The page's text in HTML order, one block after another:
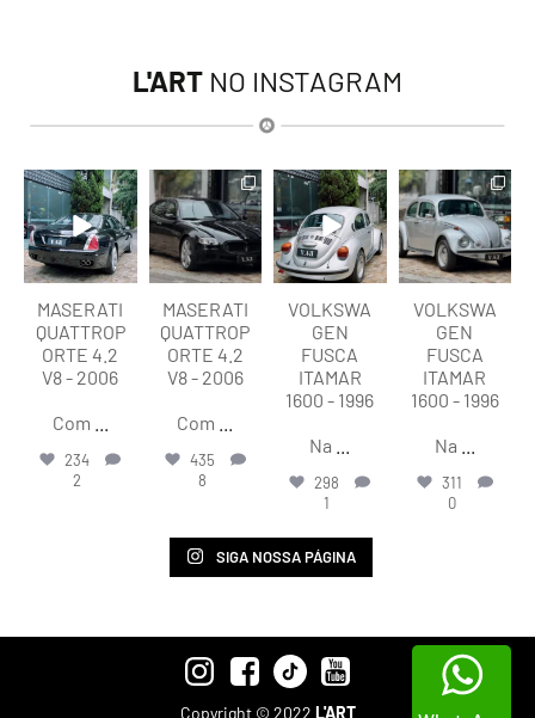
L'ART NO INSTAGRAM
lart.br
Ago 6
MASERATI
QUATTROP
ORTE 4.2
V8 - 2006
Com
234
2
lart.br
Ago 6
MASERATI
QUATTROP
ORTE 4.2
V8 - 2006
Com
435
8
lart.br
Ago 6
VOLKSWA
GEN
FUSCA
ITAMAR
1600 - 1996
Na
298
1
lart.br
Ago 6
VOLKSWA
GEN
FUSCA
ITAMAR
1600 - 1996
Na
311
0
SIGA NOSSA PÁGINA
Copyright © 2022 L'ART